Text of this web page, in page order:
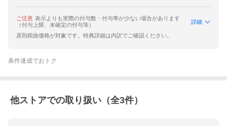
ご注意 表示よりも実際の付与数・付与率が少ない場合があります
（付与上限、未確定の付与等）
詳細
原則税抜価格が対象です。特典詳細は内訳でご確認ください。
条件達成でおトク
他ストアでの取り扱い（全3件）